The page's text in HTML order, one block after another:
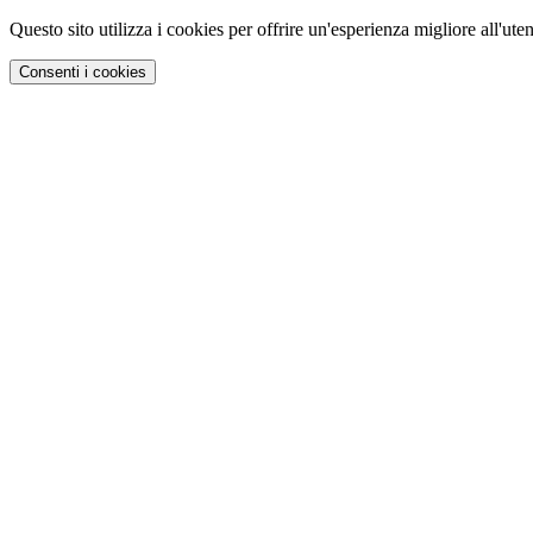
Questo sito utilizza i cookies per offrire un'esperienza migliore
Consenti i cookies